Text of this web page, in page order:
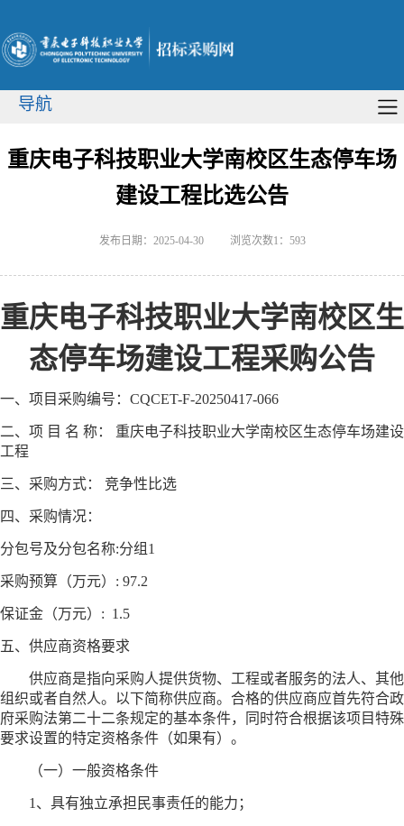
导航
重庆电子科技职业大学南校区生态停车场
建设工程比选公告
发布日期：2025-04-30 浏览次数1： 593
重庆电子科技职业大学南校区生
态停车场建设工程采购公告
一、项目采购编号： CQCET-F-20250417-066
二、项 目 名 称：
重庆电子科技职业大学南校区生态停车场建设
工程
三、采购方式： 竞争性比选
四、采购情况：
分包号及分包名称:分组1
采购预算（万元） : 97.2
保证金（万元） : 1.5
五、供应商资格要求
供应商是指向采购人提供货物、工程或者服务的法人、其他
组织或者自然人。以下简称供应商。合格的供应商应首先符合政
府采购法第二十二条规定的基本条件，同时符合根据该项目特殊
要求设置的特定资格条件（如果有）。
（一）一般资格条件
1、具有独立承担民事责任的能力；